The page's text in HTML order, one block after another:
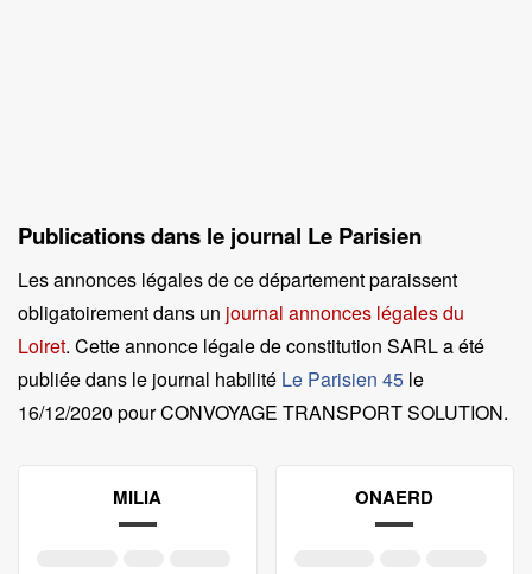
Publications dans le journal Le Parisien
Les annonces légales de ce département paraissent
obligatoirement dans un journal annonces légales du
Loiret. Cette annonce légale de constitution SARL a été
publiée dans le journal habilité Le Parisien 45 le
16/12/2020 pour CONVOYAGE TRANSPORT SOLUTION.
MILIA ONAERD